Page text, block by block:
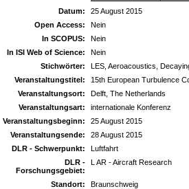
Datum:
25 August 2015
Open Access:
Nein
In SCOPUS:
Nein
In ISI Web of Science:
Nein
Stichwörter:
LES, Aeroacoustics,
Veranstaltungstitel:
15th European Turbulence
Veranstaltungsort:
Delft, The Netherlands
Veranstaltungsart:
internationale Konferenz
Veranstaltungsbeginn:
25 August 2015
Veranstaltungsende:
28 August 2015
DLR - Schwerpunkt:
Luftfahrt
DLR -
Forschungsgebiet:
L AR - Aircraft Research
Standort:
Braunschweig